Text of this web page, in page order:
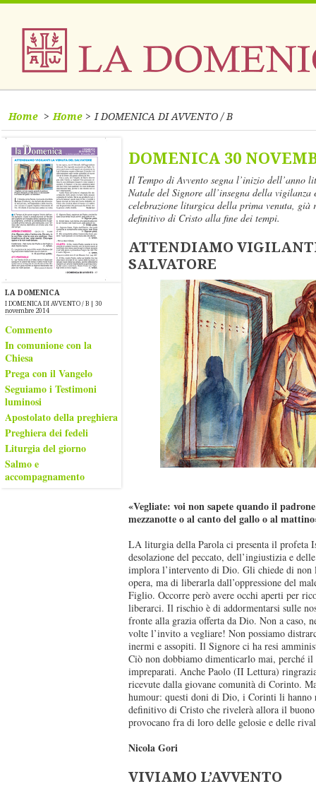
Home Home I DOMENICA DI AVVENTO / B
LA DOMENICA
I DOMENICA DI AVVENTO / B | 30
novembre 2014
Commento
In comunione con la
Chiesa
Prega con il Vangelo
Seguiamo i Testimoni
luminosi
Apostolato della preghiera
Preghiera dei fedeli
Liturgia del giorno
Salmo e
accompagnamento
DOMENICA 30
Il Tempo di Avvento segna l’inizio dell’anno
Natale del Signore all’insegna della
celebrazione liturgica della prima venuta, già
definitivo di Cristo alla fine dei tempi.
ATTENDIAMO
SALVATORE
«Vegliate: voi non sapete quando il
mezzanotte o al canto del gallo o al
LA liturgia della Parola ci presenta il profeta
desolazione del peccato, dell’ingiustizia e
implora l’intervento di Dio. Gli chiede di non
opera, ma di liberarla dall’oppressione del
Figlio. Occorre però avere occhi aperti per
liberarci. Il rischio è di addormentarsi sulle
fronte alla grazia offerta da Dio. Non a caso,
volte l’invito a vegliare! Non possiamo
inermi e assopiti. Il Signore ci ha resi
Ciò non dobbiamo dimenticarlo mai, perché
impreparati. Anche Paolo (II Lettura)
ricevute dalla giovane comunità di Corinto.
humour: questi doni di Dio, i Corinti li
definitivo di Cristo che rivelerà allora il
provocano fra di loro delle gelosie e delle
Nicola Gori
VIVIAMO L’AVVENTO